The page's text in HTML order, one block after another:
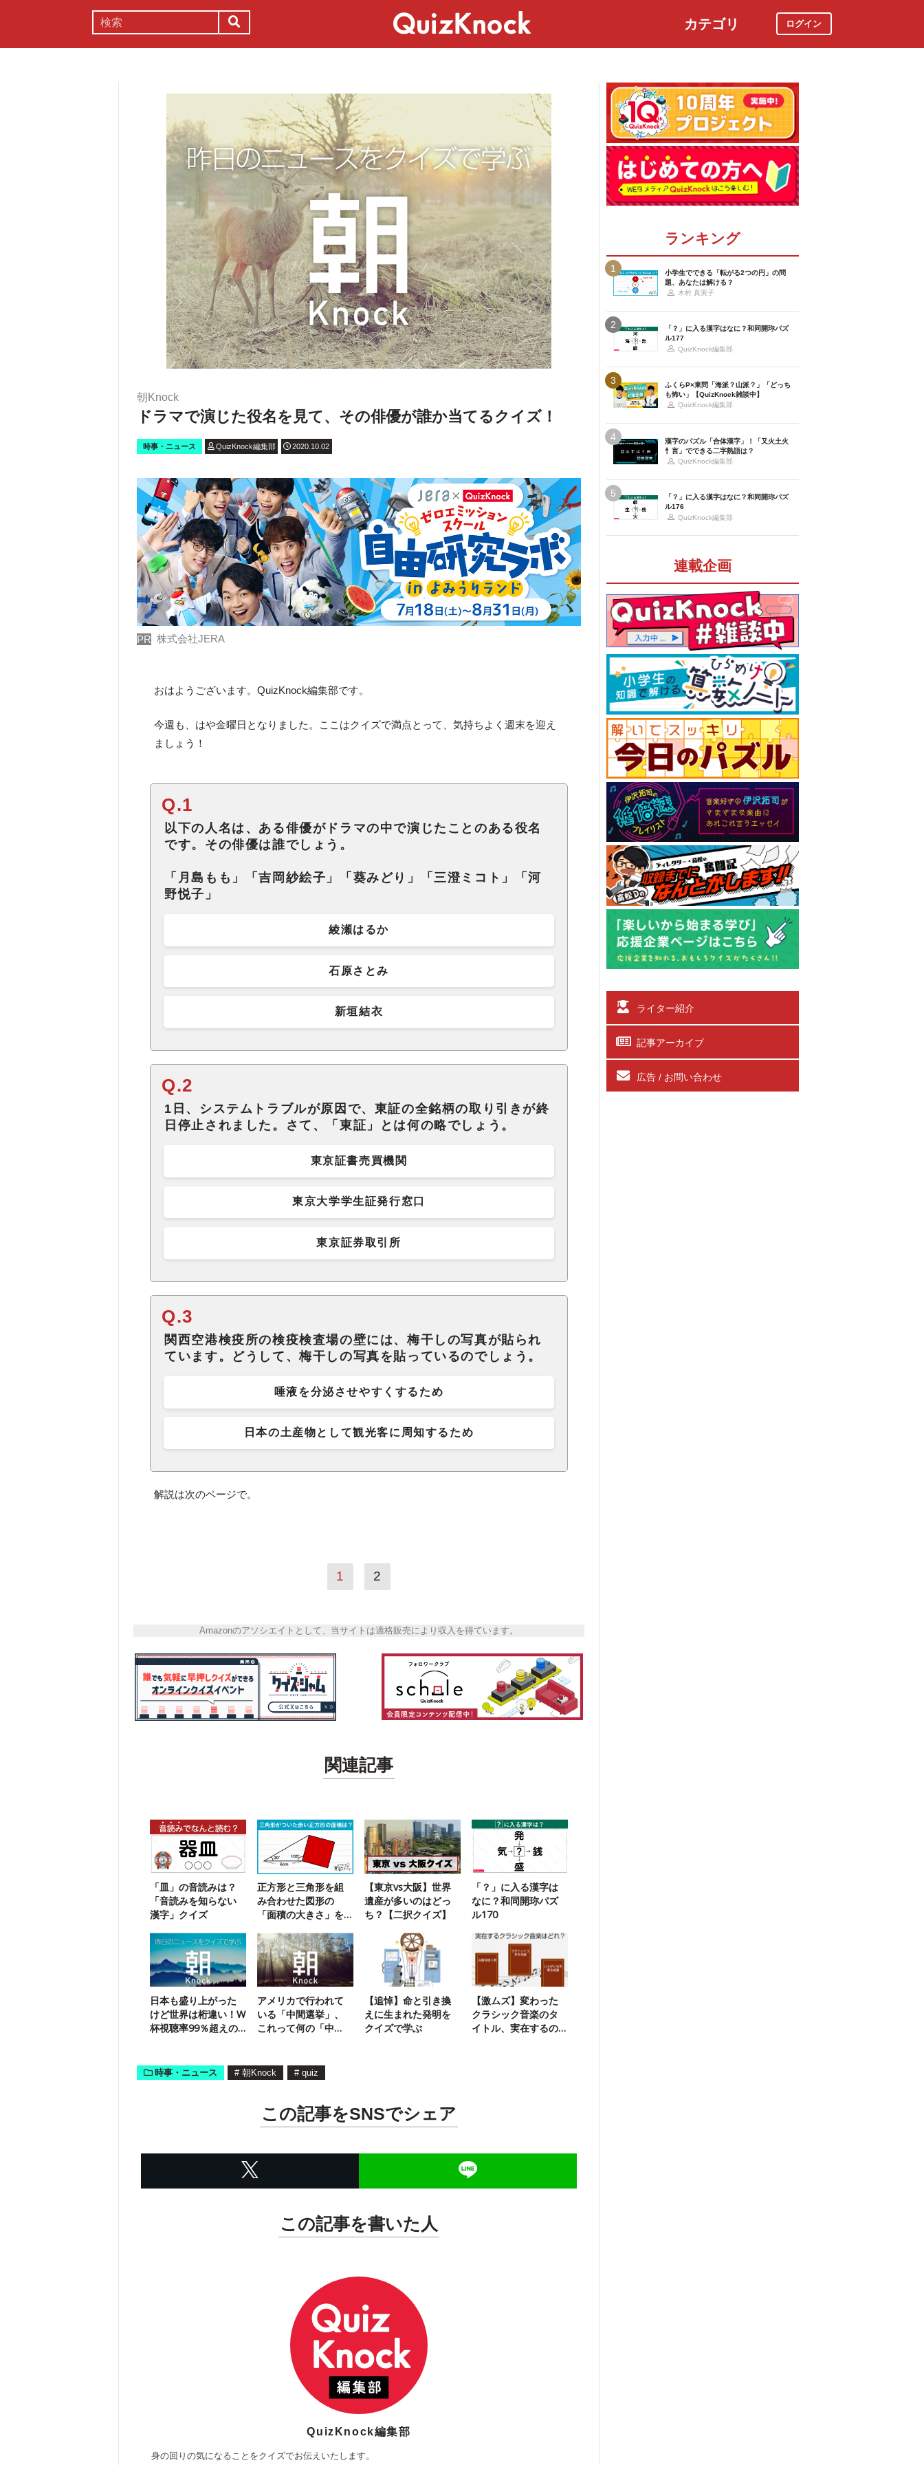
カテゴリ ログイン
朝Knock
ドラマで演じた役名を見て、その俳優が誰か当てるクイズ！
時事・ニュース QuizKnock編集部 2020.10.02
PR 株式会社JERA
おはようございます。QuizKnock編集部です。
今週も、はや金曜日となりました。ここはクイズで満点とって、気持ちよく週末を迎え
ましょう！
Q.1
以下の人名は、ある俳優がドラマの中で演じたことのある役名
です。その俳優は誰でしょう。
「月島もも」「吉岡紗絵子」「葵みどり」「三澄ミコト」「河
野悦子」
綾瀬はるか
石原さとみ
新垣結衣
Q.2
1日、システムトラブルが原因で、東証の全銘柄の取り引きが終
日停止されました。さて、「東証」とは何の略でしょう。
東京証書売買機関
東京大学学生証発行窓口
東京証券取引所
Q.3
関西空港検疫所の検疫検査場の壁には、梅干しの写真が貼られ
ています。どうして、梅干しの写真を貼っているのでしょう。
唾液を分泌させやすくするため
日本の土産物として観光客に周知するため
解説は次のページで。
1 2
Amazonのアソシエイトとして、当サイトは適格販売により収入を得ています。
関連記事
「皿」の音読みは？
「音読みを知らない
漢字」クイズ
正方形と三角形を組
み合わせた図形の
「面積の大きさ」を
【東京vs大阪】世界
遺産が多いのはどっ
ち？【二択クイズ】
「？」に入る漢字は
なに？和同開珎パズ
ル170
日本も盛り上がった
けど世界は桁違い！W
杯視聴率99％超えの
アメリカで行われて
いる「中間選挙」、
これって何の「中
【追悼】命と引き換
えに生まれた発明を
クイズで学ぶ
【激ムズ】変わった
クラシック音楽のタ
イトル、実在するの
時事・ニュース # 朝Knock # quiz
この記事をSNSでシェア
この記事を書いた人
QuizKnock編集部
身の回りの気になることをクイズでお伝えいたします。
ランキング
1
小学生でできる「転がる2つの円」の問
題、あなたは解ける？
木村 真実子
2
「？」に入る漢字はなに？和同開珎パズ
ル177
QuizKnock編集部
3
ふくらP×東問「海派？山派？」「どっち
も怖い」【QuizKnock雑談中】
QuizKnock編集部
4
漢字のパズル「合体漢字」！「又火土火
忄言」でできる二字熟語は？
QuizKnock編集部
5
「？」に入る漢字はなに？和同開珎パズ
ル176
QuizKnock編集部
連載企画
ライター紹介
記事アーカイブ
広告 / お問い合わせ